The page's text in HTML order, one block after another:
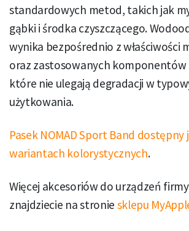
standardowych metod, takich jak
gąbki i środka czyszczącego.
wynika bezpośrednio z właściwości
oraz zastosowanych
które nie ulegają degradacji w
użytkowania.
Pasek NOMAD Sport Band
wariantach kolorystycznych.
Więcej akcesoriów do urządzeń
znajdziecie na stronie sklepu